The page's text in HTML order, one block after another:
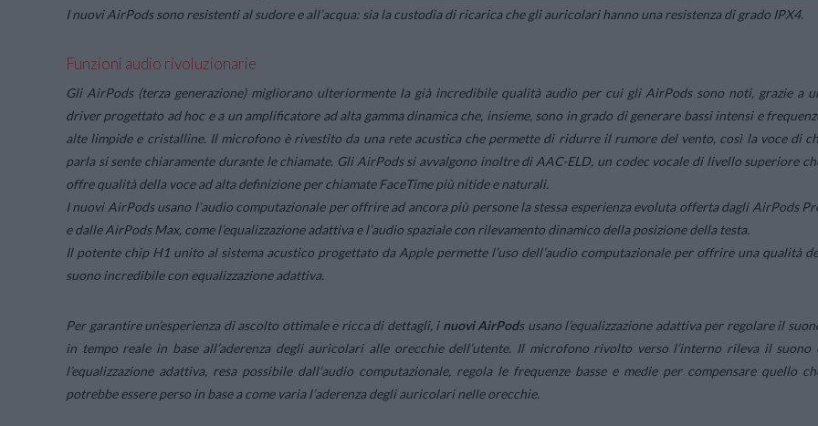
I nuovi AirPods sono resistenti al sudore e all’acqua: sia la custodia di ricarica che gli auricolari hanno una resistenza di grado IPX4.
Funzioni audio rivoluzionarie
Gli AirPods (terza generazione) migliorano ulteriormente la già incredibile qualità audio per cui gli AirPods sono noti, grazie a
driver progettato ad hoc e a un amplificatore ad alta gamma dinamica che, insieme, sono in grado di generare bassi intensi e
alte limpide e cristalline. Il microfono è rivestito da una rete acustica che permette di ridurre il rumore del vento, così la voce di
parla si sente chiaramente durante le chiamate. Gli AirPods si avvalgono inoltre di AAC-ELD, un codec vocale di livello superiore
offre qualità della voce ad alta definizione per chiamate FaceTime più nitide e naturali.
I nuovi AirPods usano l’audio computazionale per offrire ad ancora più persone la stessa esperienza evoluta offerta dagli AirPods
e dalle AirPods Max, come l’equalizzazione adattiva e l’audio spaziale con rilevamento dinamico della posizione della testa.
Il potente chip H1 unito al sistema acustico progettato da Apple permette l’uso dell’audio computazionale per offrire una qualità
suono incredibile con equalizzazione adattiva.
Per garantire un’esperienza di ascolto ottimale e ricca di dettagli, i nuovi AirPods usano l’equalizzazione adattiva per regolare il
in tempo reale in base all’aderenza degli auricolari alle orecchie dell’utente. Il microfono rivolto verso l’interno rileva il suono
l’equalizzazione adattiva, resa possibile dall’audio computazionale, regola le frequenze basse e medie per compensare quello
potrebbe essere perso in base a come varia l’aderenza degli auricolari nelle orecchie.